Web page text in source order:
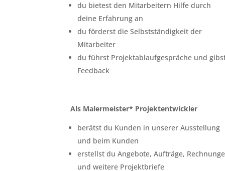
du bietest den Mitarbeitern Hilfe durch
deine Erfahrung an
du förderst die Selbstständigkeit der
Mitarbeiter
du führst Projektablaufgespräche und
Feedback
Als Malermeister* Projektentwickler
berätst du Kunden in unserer Ausstellung
und beim Kunden
erstellst du Angebote, Aufträge,
und weitere Projektbriefe